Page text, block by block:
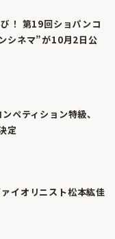
！ 第19回ショパンコ
シネマ”が10月2日公
ペティション特級、
定
イオリニスト松本紘佳